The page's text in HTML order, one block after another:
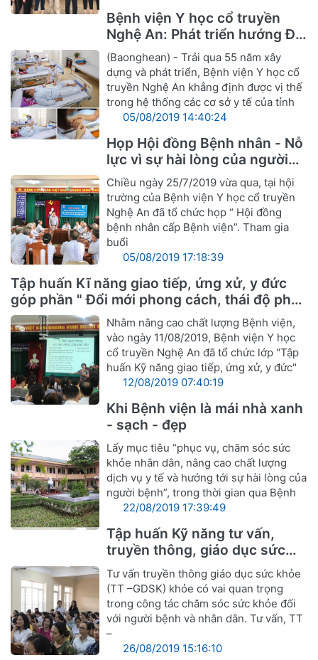
Bệnh viện Y học cổ truyền
Nghệ An: Phát triển hướng Đa
khoa Y, Dược cổ truyền
(Baonghean) - Trải qua 55 năm xây
dựng và phát triển, Bệnh viện Y học cổ
truyền Nghệ An khẳng định được vị thế
trong hệ thống các cơ sở y tế của tỉnh
05/08/2019 14:40:24
Họp Hội đồng Bệnh nhân - Nỗ
lực vì sự hài lòng của người
bệnh
Chiều ngày 25/7/2019 vừa qua, tại hội
trường của Bệnh viện Y học cổ truyền
Nghệ An đã tổ chức họp “ Hội đồng
bệnh nhân cấp Bệnh viện”. Tham gia
buổi
05/08/2019 17:18:39
Tập huấn Kĩ năng giao tiếp, ứng xử, y đức
góp phần " Đổi mới phong cách, thái độ phục
vụ cán bộ ngành Y hướng tới sự hài lòng
người bệnh"
Nhằm nâng cao chất lượng Bệnh viện,
vào ngày 11/08/2019, Bệnh viện Y học
cổ truyền Nghệ An đã tổ chức lớp "Tập
huấn Kỹ năng giao tiếp, ứng xử, y đức"
12/08/2019 07:40:19
Khi Bệnh viện là mái nhà xanh
- sạch - đẹp
Lấy mục tiêu “phục vụ, chăm sóc sức
khỏe nhân dân, nâng cao chất lượng
dịch vụ y tế và hướng tới sự hài lòng của
người bệnh”, trong thời gian qua Bệnh
22/08/2019 17:39:49
Tập huấn Kỹ năng tư vấn,
truyền thông, giáo dục sức
khỏe
Tư vấn truyền thông giáo dục sức khỏe
(TT –GDSK) khỏe có vai quan trọng
trong công tác chăm sóc sức khỏe đối
với người bệnh và nhân dân. Tư vấn, TT
–
26/08/2019 15:16:10